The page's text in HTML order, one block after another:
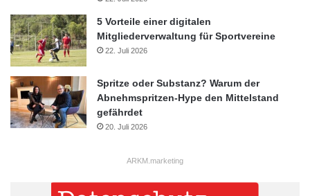
5 Vorteile einer digitalen
Mitgliederverwaltung für Sportvereine
22. Juli 2026
Spritze oder Substanz? Warum der
Abnehmspritzen-Hype den Mittelstand
gefährdet
20. Juli 2026
ARKM.marketing